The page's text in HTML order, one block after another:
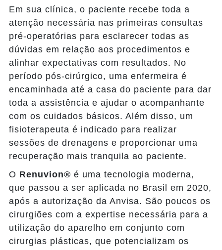
Em sua clínica, o paciente recebe toda a
atenção necessária nas primeiras consultas
pré-operatórias para esclarecer todas as
dúvidas em relação aos procedimentos e
alinhar expectativas com resultados. No
período pós-cirúrgico, uma enfermeira é
encaminhada até a casa do paciente para dar
toda a assistência e ajudar o acompanhante
com os cuidados básicos. Além disso, um
fisioterapeuta é indicado para realizar
sessões de drenagens e proporcionar uma
recuperação mais tranquila ao paciente.
O Renuvion® é uma tecnologia moderna,
que passou a ser aplicada no Brasil em 2020,
após a autorização da Anvisa. São poucos os
cirurgiões com a expertise necessária para a
utilização do aparelho em conjunto com
cirurgias plásticas, que potencializam os